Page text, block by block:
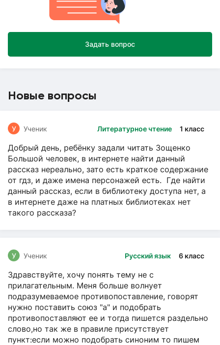
Задать вопрос
Новые вопросы
Литературное чтение 1 класс
У Ученик
Добрый день, ребёнку задали читать Зощенко
Большой человек, в интернете найти данный
рассказ нереально, зато есть краткое содержание
от гдз, и даже имена персонажей есть. Где найти
данный рассказ, если в библиотеку доступа нет, а
в интернете даже на платных библиотеках нет
такого рассказа?
Русский язык 6 класс
У Ученик
Здравствуйте, хочу понять тему не с
прилагательным. Меня больше волнует
подразумеваемое противопоставление, говорят
нужно поставить союз "а" и подобрать
противопоставляют ее и тогда пишется раздельно
слово,но так же в правиле присутствует
пункт:если можно подобрать синоним то пишем